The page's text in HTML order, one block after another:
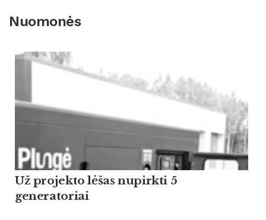
Nuomonės
Už projekto lėšas nupirkti 5
generatoriai